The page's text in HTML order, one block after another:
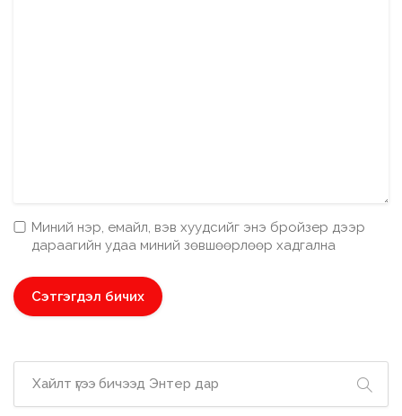
Миний нэр, емайл, вэв хуудсийг энэ бройзер дээр
дараагийн удаа миний зөвшөөрлөөр хадгална